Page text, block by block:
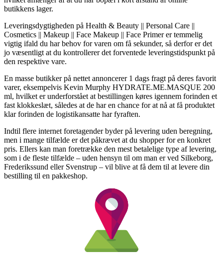
butikkens lager.
Leveringsdygtigheden på Health & Beauty || Personal Care ||
Cosmetics || Makeup || Face Makeup || Face Primer er temmelig
vigtig ifald du har behov for varen om få sekunder, så derfor er det
jo væsentligt at du kontrollerer det forventede leveringstidspunkt på
den respektive vare.
En masse butikker på nettet annoncerer 1 dags fragt på deres favorit
varer, eksempelvis Kevin Murphy HYDRATE.ME.MASQUE 200
ml, hvilket er underforstået at bestillingen køres igennem forinden et
fast klokkeslæt, således at de har en chance for at nå at få produktet
klar forinden de logistikansatte har fyraften.
Indtil flere internet foretagender byder på levering uden beregning,
men i mange tilfælde er det påkrævet at du shopper for en konkret
pris. Ellers kan man foretrække den mest betalelige type af levering,
som i de fleste tilfælde – uden hensyn til om man er ved Silkeborg,
Frederikssund eller Svenstrup – vil blive at få dem til at levere din
bestilling til en pakkeshop.